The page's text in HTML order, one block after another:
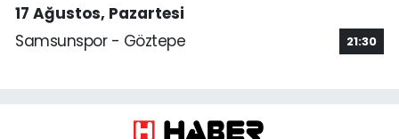
17 Ağustos, Pazartesi
Samsunspor - Göztepe
21:30